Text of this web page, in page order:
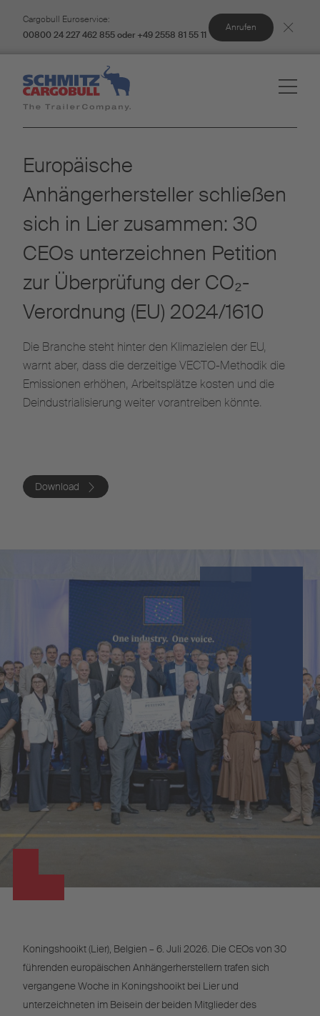
Cargobull Euroservice:
00800 24 227 462 855 oder +49 2558 81 55 11
Anrufen
Europäische
Anhängerhersteller schließen
sich in Lier zusammen: 30
CEOs unterzeichnen Petition
zur Überprüfung der CO₂-
Verordnung (EU) 2024/1610
Die Branche steht hinter den Klimazielen der EU,
warnt aber, dass die derzeitige VECTO-Methodik die
Emissionen erhöhen, Arbeitsplätze kosten und die
Deindustrialisierung weiter vorantreiben könnte.
Download
Koningshooikt (Lier), Belgien – 6. Juli 2026. Die CEOs von 30
führenden europäischen Anhängerherstellern trafen sich
vergangene Woche in Koningshooikt bei Lier und
unterzeichneten im Beisein der beiden Mitglieder des